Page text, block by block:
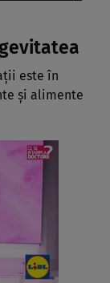
este în
și alimente